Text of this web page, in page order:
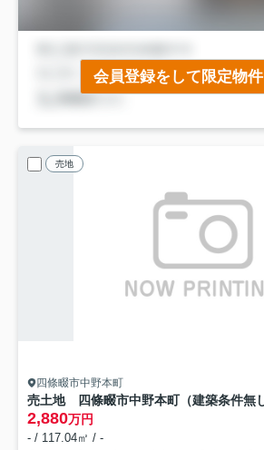
会員登録をして限定物
売地
四條畷市中野本町
2,880万円
- / 117.04㎡ / -